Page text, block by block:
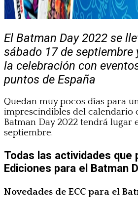
El Batman Day 2022 se
sábado 17 de septiembre
la celebración con
puntos de España
Quedan muy pocos días para
imprescindibles del calendario
Batman Day 2022 tendrá lugar
septiembre.
Todas las actividades que
Ediciones para el Batman
Novedades de ECC para el